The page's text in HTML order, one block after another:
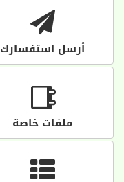
أرسل استفسارك
ملفات خاصة